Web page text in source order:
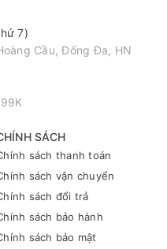
SÁCH
sách thanh toán
sách vận chuyển
sách đổi trả
sách bảo hành
sách bảo mật
7)
Cầu, Đống Đa, HN